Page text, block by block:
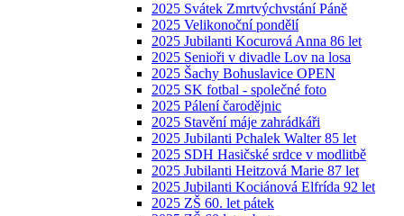
2025 Svátek Zmrtvýchvstání Páně
2025 Velikonoční pondělí
2025 Jubilanti Kocurová Anna 86 let
2025 Senioři v divadle Lov na losa
2025 Šachy Bohuslavice OPEN
2025 SK fotbal - společné foto
2025 Pálení čarodějnic
2025 Stavění máje zahrádkáři
2025 Jubilanti Pchalek Walter 85 let
2025 SDH Hasičské srdce v modlitbě
2025 Jubilanti Heitzová Marie 87 let
2025 Jubilanti Kociánová Elfrída 92 let
2025 ZŠ 60. let pátek